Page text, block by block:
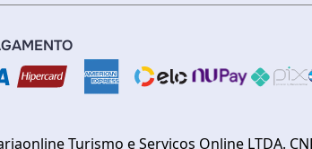
Turismo e Serviços Online LTDA.